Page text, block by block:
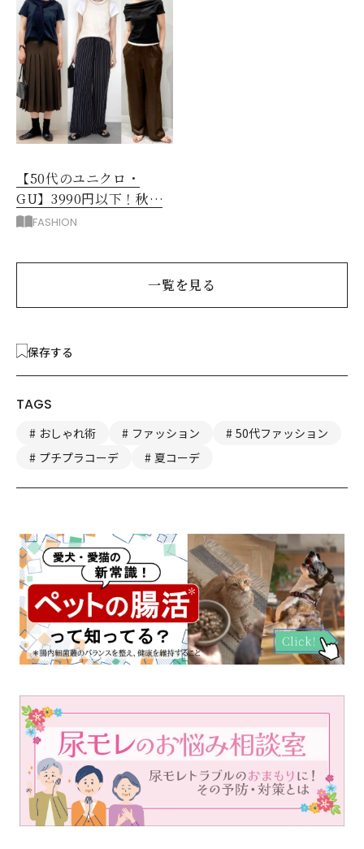
【50代のユニクロ・
GU】3990円以下！秋ま
ではける涼しげボトムス3
FASHION
一覧を見る
保存する
TAGS
おしゃれ術 ファッション
50代ファッション
プチプラコーデ
夏コーデ